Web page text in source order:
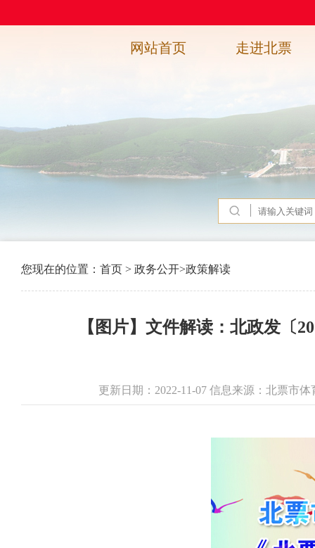
网站首页 走进北票
您现在的位置： 首页 > 政务公开>政策解读
【图片】文件解读：北政发〔
更新日期：2022-11-07 信息来源：北票市